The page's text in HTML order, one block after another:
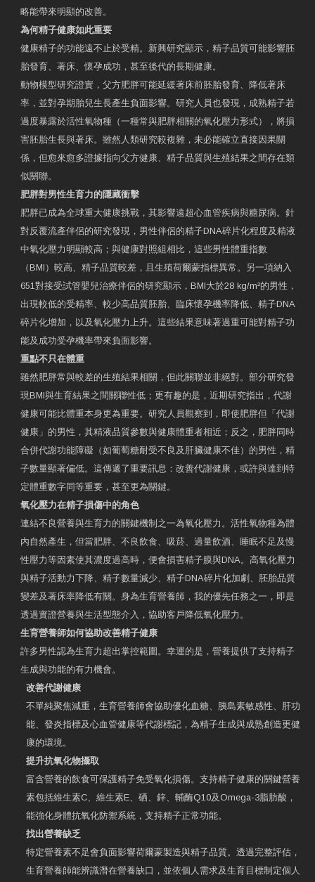
略能帶來明顯的改善。
為何精子健康如此重要
健康精子的功能遠不止於受精。新興研究顯示，精子品質可能影響胚
胎發育、著床、懷孕成功，甚至後代的長期健康。
動物模型研究證實，父方肥胖可能延緩著床前胚胎發育、降低著床
率，並對孕期胎兒生長產生負面影響。研究人員也發現，成熟精子若
過度暴露於活性氧物種（一種常與肥胖相關的氧化壓力形式），將損
害胚胎生長與著床。雖然人類研究較複雜，未必能確立直接因果關
係，但愈來愈多證據指向父方健康、精子品質與生殖結果之間存在類
似關聯。
肥胖對男性生育力的隱藏衝擊
肥胖已成為全球重大健康挑戰，其影響遠超心血管疾病與糖尿病。針
對反覆流產伴侶的研究發現，男性伴侶的精子DNA碎片化程度及精液
中氧化壓力明顯較高；與健康對照組相比，這些男性體重指數
（BMI）較高、精子品質較差，且生殖荷爾蒙指標異常。另一項納入
651對接受試管嬰兒治療伴侶的研究顯示，BMI大於28 kg/m²的男性，
出現較低的受精率、較少高品質胚胎、臨床懷孕機率降低、精子DNA
碎片化增加，以及氧化壓力上升。這些結果意味著過重可能對精子功
能及成功受孕機率帶來負面影響。
重點不只在體重
雖然肥胖常與較差的生殖結果相關，但此關聯並非絕對。部分研究發
現BMI與生育結果之間關聯性低；更有趣的是，近期研究指出，代謝
健康可能比體重本身更為重要。研究人員觀察到，即使肥胖但「代謝
健康」的男性，其精液品質參數與健康體重者相近；反之，肥胖同時
合併代謝功能障礙（如葡萄糖耐受不良及肝臟健康不佳）的男性，精
子數量顯著偏低。這傳遞了重要訊息：改善代謝健康，或許與達到特
定體重數字同等重要，甚至更為關鍵。
氧化壓力在精子損傷中的角色
連結不良營養與生育力的關鍵機制之一為氧化壓力。活性氧物種為體
內自然產生，但當肥胖、不良飲食、吸菸、過量飲酒、睡眠不足及慢
性壓力等因素使其濃度過高時，便會損害精子膜與DNA。高氧化壓力
與精子活動力下降、精子數量減少、精子DNA碎片化加劇、胚胎品質
變差及著床率降低有關。身為生育營養師，我的優先任務之一，即是
透過實證營養與生活型態介入，協助客戶降低氧化壓力。
生育營養師如何協助改善精子健康
許多男性認為生育力超出掌控範圍。幸運的是，營養提供了支持精子
生成與功能的有力機會。
改善代謝健康
不單純聚焦減重，生育營養師會協助優化血糖、胰島素敏感性、肝功
能、發炎指標及心血管健康等代謝標記，為精子生成與成熟創造更健
康的環境。
提升抗氧化物攝取
富含營養的飲食可保護精子免受氧化損傷。支持精子健康的關鍵營養
素包括維生素C、維生素E、硒、鋅、輔酶Q10及Omega-3脂肪酸，
能強化身體抗氧化防禦系統，支持精子正常功能。
找出營養缺乏
特定營養素不足會負面影響荷爾蒙製造與精子品質。透過完整評估，
生育營養師能辨識潛在營養缺口，並依個人需求及生育目標制定個人